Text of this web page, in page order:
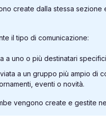
create dalla stessa sezione
il tipo di comunicazione:
a uno o più destinatari
a un gruppo più ampio di
eventi o novità.
vengono create e gestite